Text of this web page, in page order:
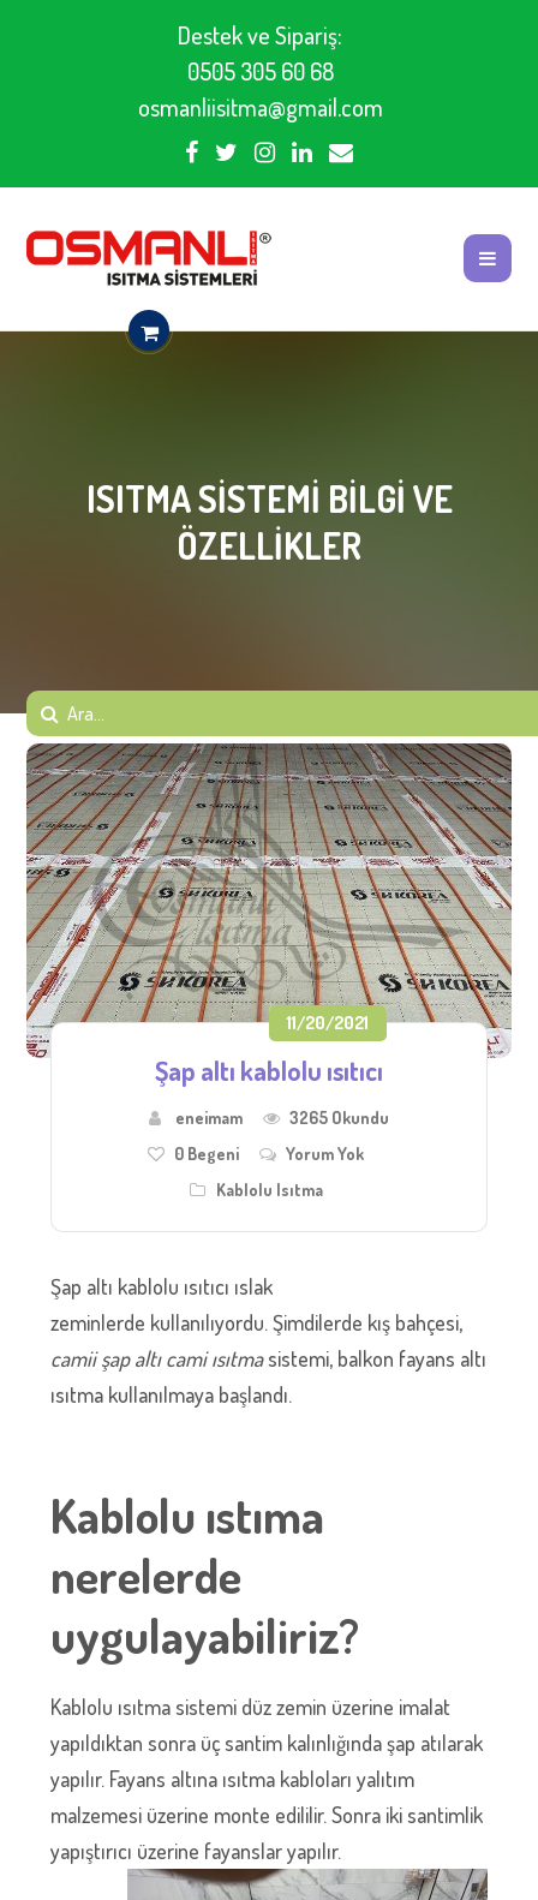
Destek ve Sipariş:
0505 305 60 68
osmanliisitma@gmail.com
ISITMA SISTEMI BILGI VE
ÖZELLIKLER
11/20/2021
Şap altı kablolu ısıtıcı
eneimam
3265 Okundu
0 Begeni
Yorum Yok
Kablolu Isıtma
Şap altı kablolu ısıtıcı ıslak
zeminlerde kullanılıyordu. Şimdilerde kış bahçesi,
camii şap altı cami ısıtmasistemi, balkon fayans altı
ısıtma kullanılmaya başlandı.
Kablolu ıstıma
nerelerde
uygulayabiliriz?
Kablolu ısıtma sistemi düz zemin üzerine imalat
yapıldıktan sonra üç santim kalınlığında şap atılarak
yapılır. Fayans altına ısıtma kabloları yalıtım
malzemesi üzerine monte edililir. Sonra iki santimlik
yapıştırıcı üzerine fayanslar yapılır.